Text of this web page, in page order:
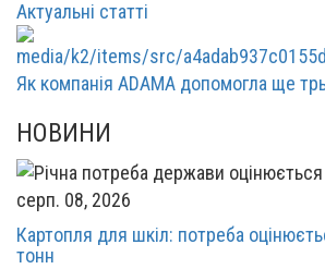
Актуальні статті
Як компанія ADAMA допомогла ще
НОВИНИ
серп. 08, 2026
Картопля для шкіл: потреба
тонн